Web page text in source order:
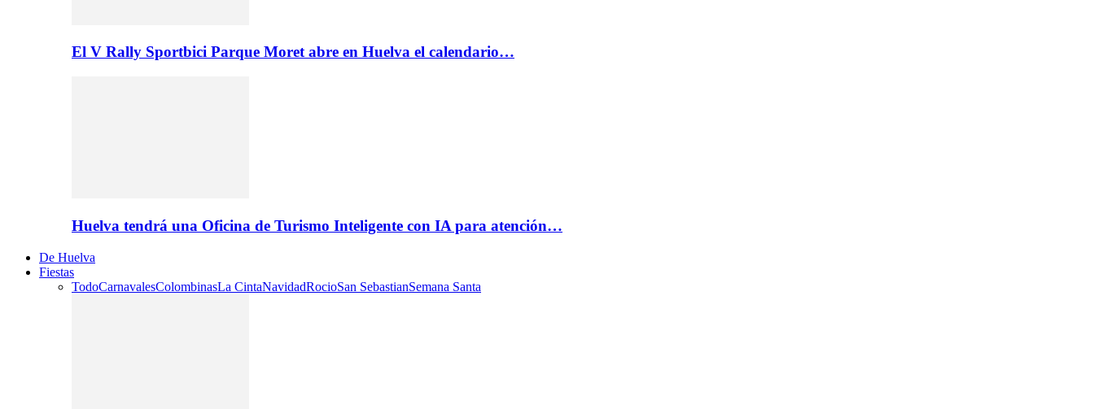
El V Rally Sportbici Parque Moret abre en Huelva el calendario…
Huelva tendrá una Oficina de Turismo Inteligente con IA para atención…
De Huelva
Fiestas
TodoCarnavalesColombinasLa CintaNavidadRocioSan SebastianSemana Santa